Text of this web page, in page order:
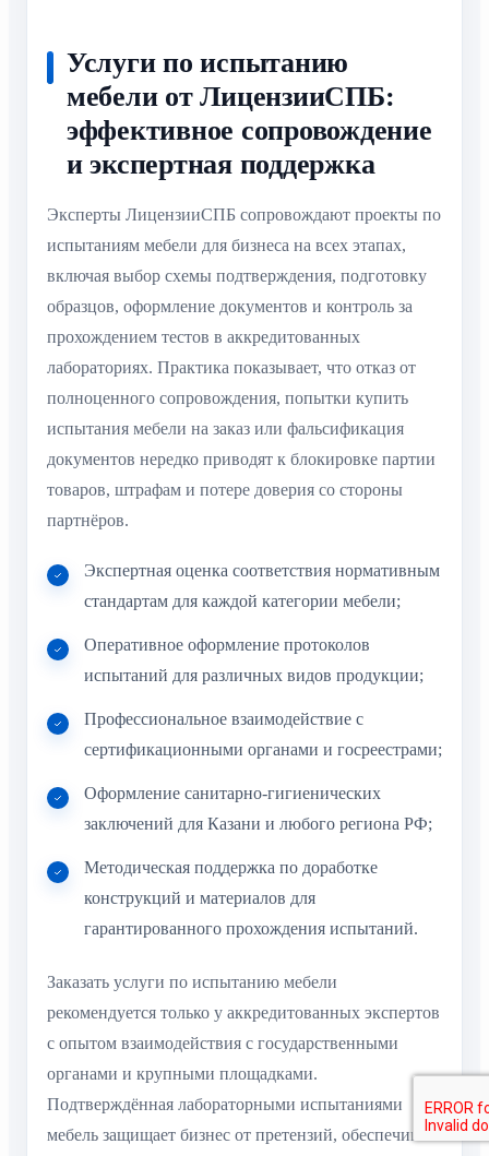
Услуги по испытанию
мебели от ЛицензииСПБ:
эффективное сопровождение
и экспертная поддержка
Эксперты ЛицензииСПБ сопровождают проекты по
испытаниям мебели для бизнеса на всех этапах,
включая выбор схемы подтверждения, подготовку
образцов, оформление документов и контроль за
прохождением тестов в аккредитованных
лабораториях. Практика показывает, что отказ от
полноценного сопровождения, попытки купить
испытания мебели на заказ или фальсификация
документов нередко приводят к блокировке партии
товаров, штрафам и потере доверия со стороны
партнёров.
Экспертная оценка соответствия нормативным
стандартам для каждой категории мебели;
Оперативное оформление протоколов
испытаний для различных видов продукции;
Профессиональное взаимодействие с
сертификационными органами и госреестрами;
Оформление санитарно-гигиенических
заключений для Казани и любого региона РФ;
Методическая поддержка по доработке
конструкций и материалов для
гарантированного прохождения испытаний.
Заказать услуги по испытанию мебели
рекомендуется только у аккредитованных экспертов
с опытом взаимодействия с государственными
органами и крупными площадками.
Подтверждённая лабораторными испытаниями
мебель защищает бизнес от претензий, обеспечивает